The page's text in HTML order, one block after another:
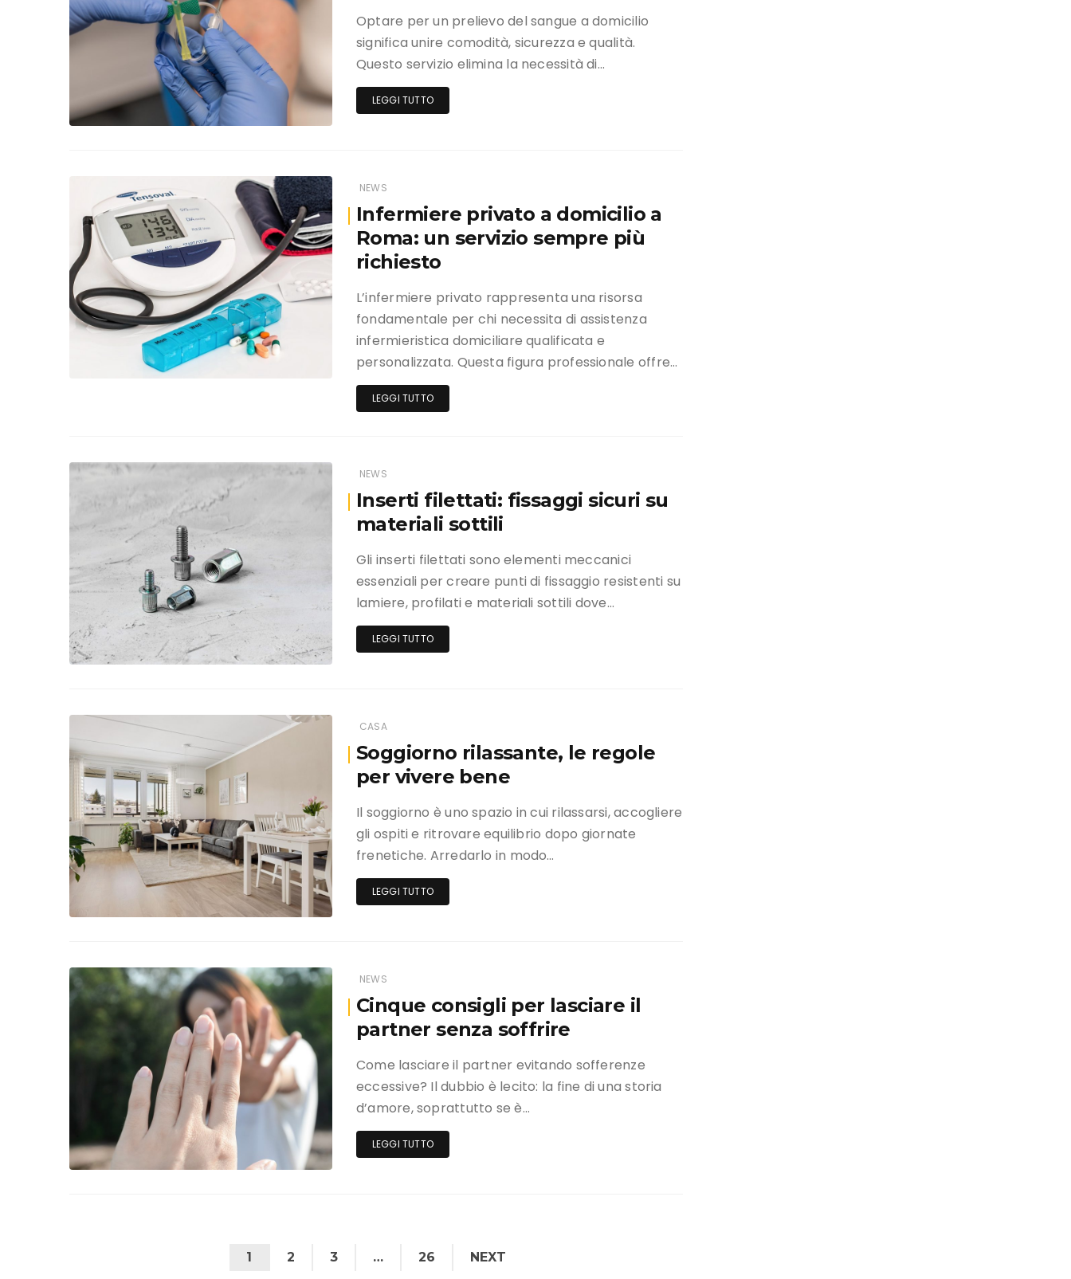
Optare per un prelievo del sangue a domicilio
significa unire comodità, sicurezza e qualità.
Questo servizio elimina la necessità di…
LEGGI TUTTO
NEWS
Infermiere privato a domicilio a
Roma: un servizio sempre più
richiesto
L’infermiere privato rappresenta una risorsa
fondamentale per chi necessita di assistenza
infermieristica domiciliare qualificata e
personalizzata. Questa figura professionale offre…
LEGGI TUTTO
NEWS
Inserti filettati: fissaggi sicuri su
materiali sottili
Gli inserti filettati sono elementi meccanici
essenziali per creare punti di fissaggio resistenti su
lamiere, profilati e materiali sottili dove…
LEGGI TUTTO
CASA
Soggiorno rilassante, le regole
per vivere bene
Il soggiorno è uno spazio in cui rilassarsi, accogliere
gli ospiti e ritrovare equilibrio dopo giornate
frenetiche. Arredarlo in modo…
LEGGI TUTTO
NEWS
Cinque consigli per lasciare il
partner senza soffrire
Come lasciare il partner evitando sofferenze
eccessive? Il dubbio è lecito: la fine di una storia
d’amore, soprattutto se è…
LEGGI TUTTO
1 2 3 … 26 NEXT